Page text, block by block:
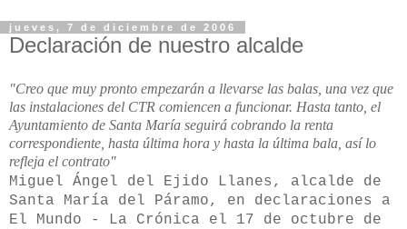
jueves, 7 de diciembre de 2006
Declaración de nuestro alcalde
"Creo que muy pronto empezarán a llevarse las balas, una vez que
las instalaciones del CTR comiencen a funcionar. Hasta tanto, el
Ayuntamiento de Santa María seguirá cobrando la renta
correspondiente, hasta última hora y hasta la última bala, así lo
refleja el contrato"
Miguel Ángel del Ejido Llanes, alcalde de
Santa María del Páramo, en declaraciones a
El Mundo - La Crónica el 17 de octubre de